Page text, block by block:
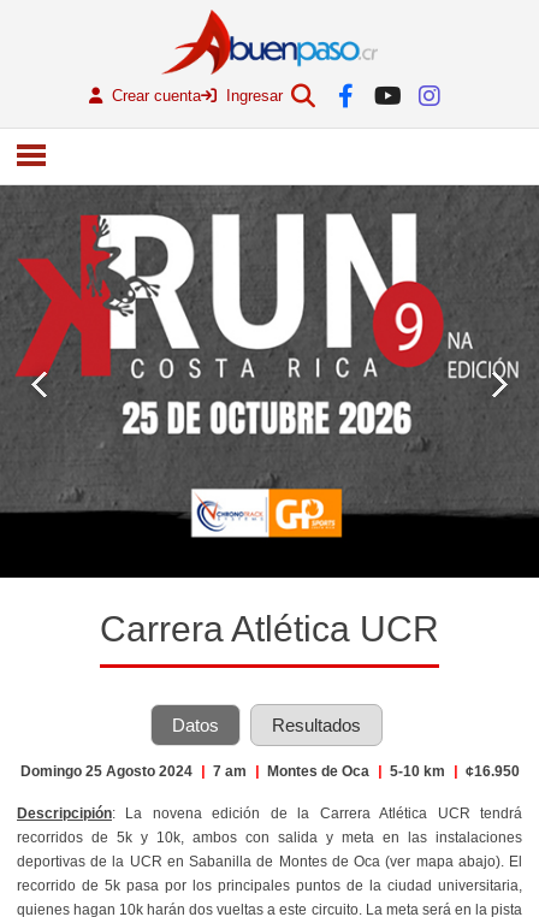
Crear cuenta Ingresar
Carrera Atlética UCR
Datos Resultados
Domingo 25 Agosto 2024 | 7 am | Montes de Oca | 5-10 km | ¢16.950
Descripcipión: La novena edición de la Carrera Atlética UCR tendrá
recorridos de 5k y 10k, ambos con salida y meta en las instalaciones
deportivas de la UCR en Sabanilla de Montes de Oca (ver mapa abajo). El
recorrido de 5k pasa por los principales puntos de la ciudad universitaria,
quienes hagan 10k harán dos vueltas a este circuito. La meta será en la pista